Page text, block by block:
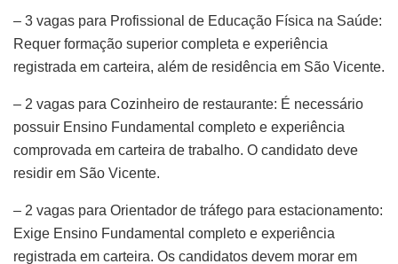
– 3 vagas para Profissional de Educação Física na Saúde:
Requer formação superior completa e experiência
registrada em carteira, além de residência em São Vicente.
– 2 vagas para Cozinheiro de restaurante: É necessário
possuir Ensino Fundamental completo e experiência
comprovada em carteira de trabalho. O candidato deve
residir em São Vicente.
– 2 vagas para Orientador de tráfego para estacionamento:
Exige Ensino Fundamental completo e experiência
registrada em carteira. Os candidatos devem morar em